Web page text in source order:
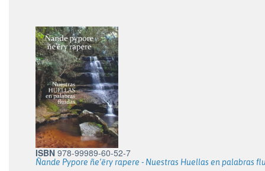
ISBN 978-99989-60-52-7
Ñande Pypore ñe’ẽry rapere - Nuestras Huellas en palabras